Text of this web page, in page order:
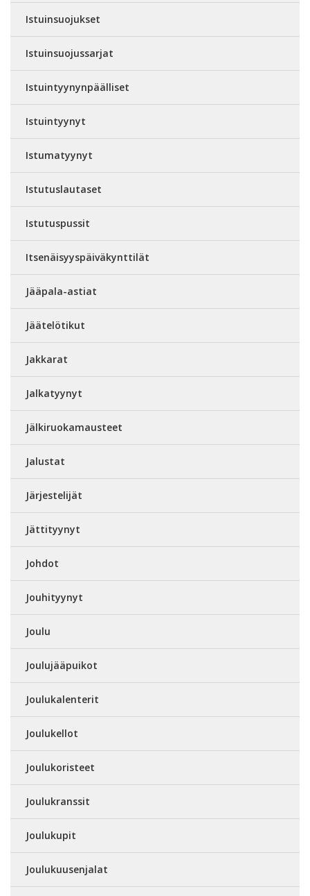
Istuinsuojukset
Istuinsuojussarjat
Istuintyynynpäälliset
Istuintyynyt
Istumatyynyt
Istutuslautaset
Istutuspussit
Itsenäisyyspäiväkynttilät
Jääpala-astiat
Jäätelötikut
Jakkarat
Jalkatyynyt
Jälkiruokamausteet
Jalustat
Järjestelijät
Jättityynyt
Johdot
Jouhityynyt
Joulu
Joulujääpuikot
Joulukalenterit
Joulukellot
Joulukoristeet
Joulukranssit
Joulukupit
Joulukuusenjalat